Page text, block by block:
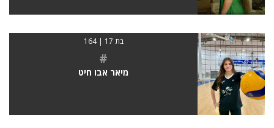
בת 17 | 164
#
מיאר אבו חיט